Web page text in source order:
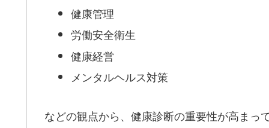
健康管理
労働安全衛生
健康経営
メンタルヘルス対策
などの観点から、健康診断の重要性が高まっ